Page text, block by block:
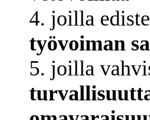
4. joilla
työvoiman
5. joilla